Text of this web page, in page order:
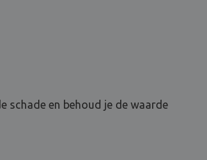
schade en behoud je de waarde